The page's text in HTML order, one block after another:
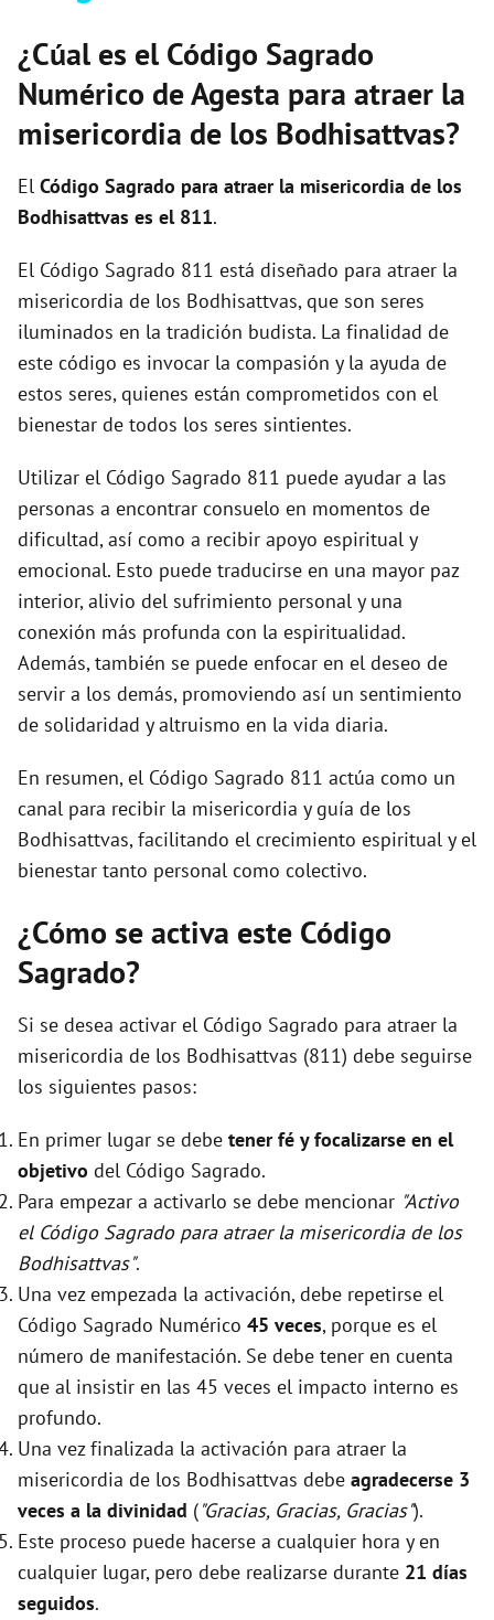
V
i
e
o
¿Cúal es el Código Sagrado
Numérico de Agesta para atraer la
misericordia de los Bodhisattvas?
El Código Sagrado para atraer la misericordia de los
Bodhisattvas es el 811.
El Código Sagrado 811 está diseñado para atraer la
misericordia de los Bodhisattvas, que son seres
iluminados en la tradición budista. La finalidad de
este código es invocar la compasión y la ayuda de
estos seres, quienes están comprometidos con el
bienestar de todos los seres sintientes.
Utilizar el Código Sagrado 811 puede ayudar a las
personas a encontrar consuelo en momentos de
dificultad, así como a recibir apoyo espiritual y
emocional. Esto puede traducirse en una mayor paz
interior, alivio del sufrimiento personal y una
conexión más profunda con la espiritualidad.
Además, también se puede enfocar en el deseo de
servir a los demás, promoviendo así un sentimiento
de solidaridad y altruismo en la vida diaria.
En resumen, el Código Sagrado 811 actúa como un
canal para recibir la misericordia y guía de los
Bodhisattvas, facilitando el crecimiento espiritual y el
bienestar tanto personal como colectivo.
¿Cómo se activa este Código
Sagrado?
Si se desea activar el Código Sagrado para atraer la
misericordia de los Bodhisattvas (811) debe seguirse
los siguientes pasos:
En primer lugar se debe tener fé y focalizarse en el
objetivo del Código Sagrado.
Para empezar a activarlo se debe mencionar "Activo
el Código Sagrado para atraer la misericordia de los
Bodhisattvas".
Una vez empezada la activación, debe repetirse el
Código Sagrado Numérico 45 veces, porque es el
número de manifestación. Se debe tener en cuenta
que al insistir en las 45 veces el impacto interno es
profundo.
Una vez finalizada la activación para atraer la
misericordia de los Bodhisattvas debe agradecerse 3
veces a la divinidad ("Gracias, Gracias, Gracias").
Este proceso puede hacerse a cualquier hora y en
cualquier lugar, pero debe realizarse durante 21 días
seguidos.